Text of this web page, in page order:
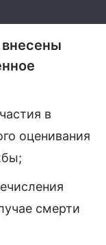
в
оценивания
смерти